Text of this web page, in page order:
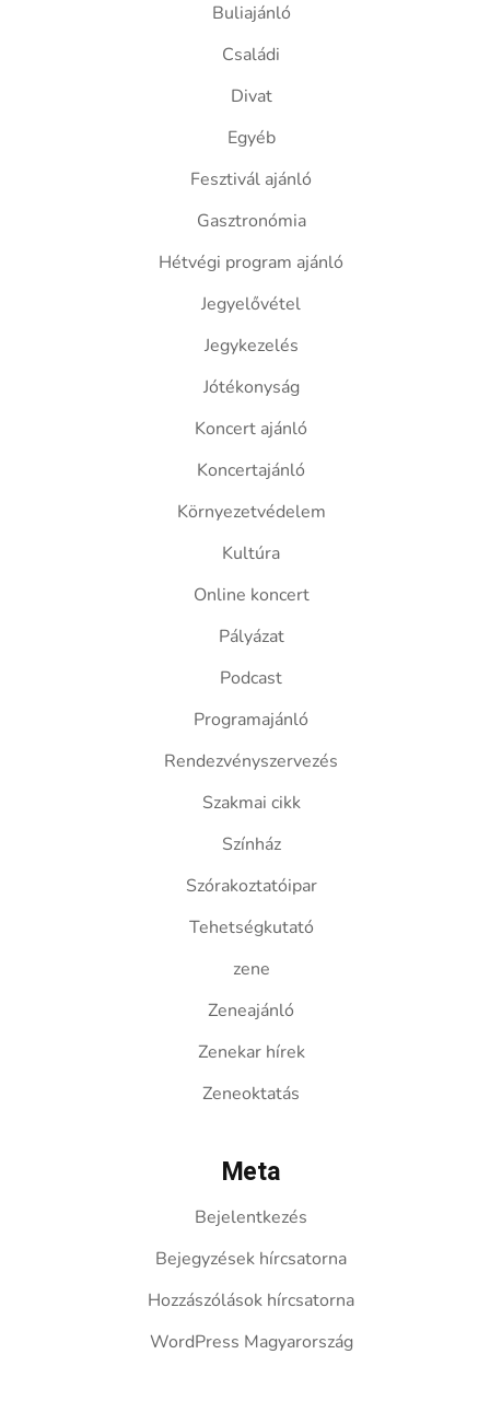
Buliajánló
Családi
Divat
Egyéb
Fesztivál ajánló
Gasztronómia
Hétvégi program ajánló
Jegyelővétel
Jegykezelés
Jótékonyság
Koncert ajánló
Koncertajánló
Környezetvédelem
Kultúra
Online koncert
Pályázat
Podcast
Programajánló
Rendezvényszervezés
Szakmai cikk
Színház
Szórakoztatóipar
Tehetségkutató
zene
Zeneajánló
Zenekar hírek
Zeneoktatás
Meta
Bejelentkezés
Bejegyzések hírcsatorna
Hozzászólások hírcsatorna
WordPress Magyarország